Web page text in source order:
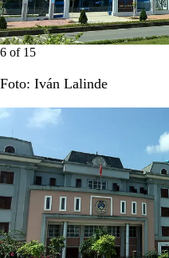
6 of 15
Foto: Iván Lalinde